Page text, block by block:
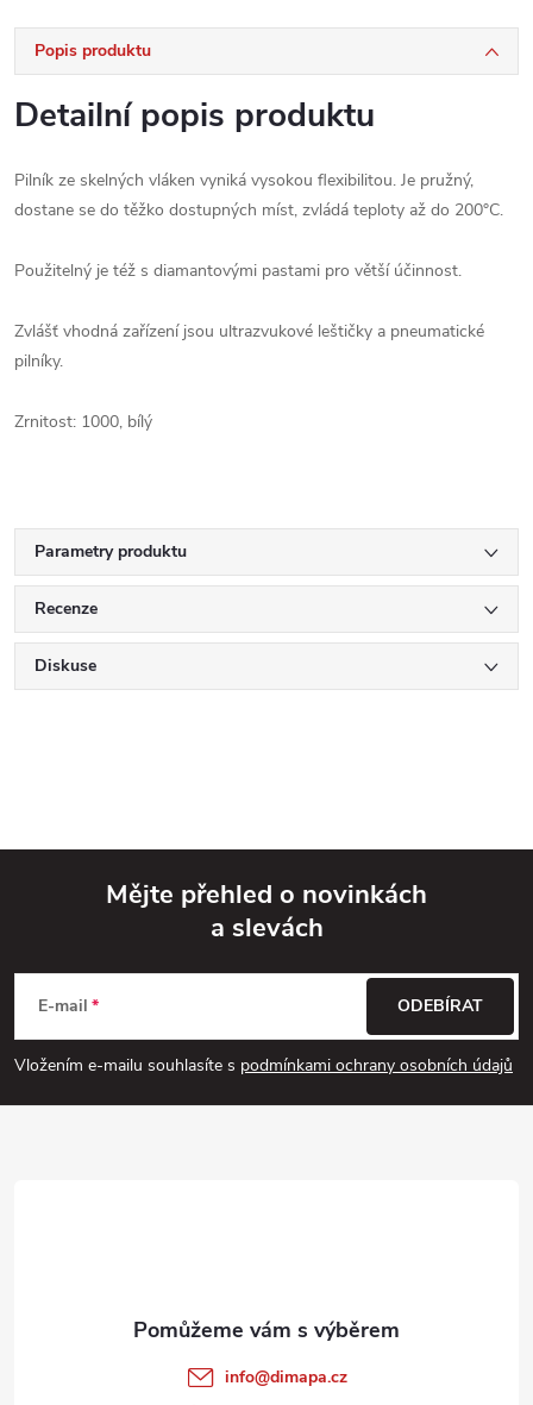
Popis produktu
Detailní popis produktu
Pilník ze skelných vláken vyniká vysokou flexibilitou. Je pružný,
dostane se do těžko dostupných míst, zvládá teploty až do 200°C.
Použitelný je též s diamantovými pastami pro větší účinnost.
Zvlášť vhodná zařízení jsou ultrazvukové leštičky a pneumatické
pilníky.
Zrnitost: 1000, bílý
Parametry produktu
Recenze
Diskuse
p
Mějte přehled o novinkách
a slevách
E-mail
Vložením e-mailu souhlasíte s podmínkami ochrany osobních údajů
ODEBÍRAT
info@dimapa.cz